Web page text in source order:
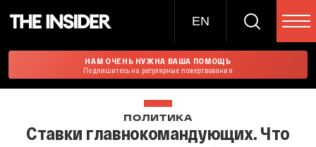
EN
НАМ ОЧЕНЬ НУЖНА ВАША ПОМОЩЬ
Подпишитесь на регулярные пожертвования
ПОЛИТИКА
Ставки главнокомандующих. Что